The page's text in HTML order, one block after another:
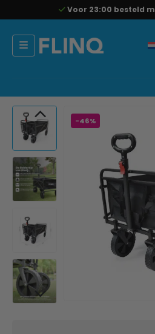
Voor 23:00 besteld
-46%